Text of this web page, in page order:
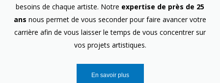
besoins de chaque artiste. Notre expertise de près de 25
ans nous permet de vous seconder pour faire avancer votre
carrière afin de vous laisser le temps de vous concentrer sur
vos projets artistiques.
En savoir plus